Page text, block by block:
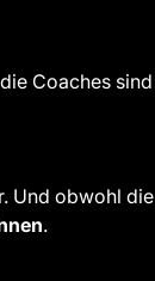
Coaches sind
Und obwohl die
.